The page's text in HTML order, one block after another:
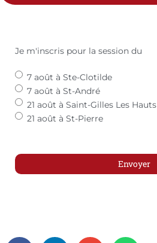
Je m'inscris pour la session du
7 août à Ste-Clotilde
7 août à St-André
21 août à Saint-Gilles Les Hauts
21 août à St-Pierre